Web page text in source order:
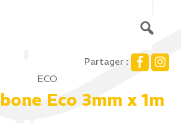
Partager :
ECO
Eco 3mm x 1m